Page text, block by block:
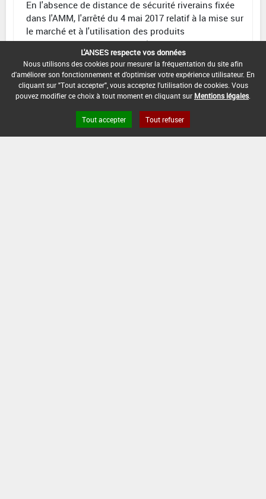
En l'absence de distance de sécurité riverains fixée
dans l'AMM, l'arrêté du 4 mai 2017 relatif à la mise sur
le marché et à l'utilisation des produits
phytopharmaceutiques et de leurs adjuvants visés à
l'article L. 253-1 du code rural et de la pêche maritime
s'applique.
CONDITIONS :
Fractionnement possible.
Ne pas appliquer ce produit ou tout autre produit
L'ANSES respecte vos données
Nous utilisons des cookies pour mesurer la fréquentation du site afin
d'améliorer son fonctionnement et d'optimiser votre expérience utilisateur. En
cliquant sur "Tout accepter", vous acceptez l'utilisation de cookies. Vous
pouvez modifier ce choix à tout moment en cliquant sur Mentions légales
Tout accepter Tout refuser